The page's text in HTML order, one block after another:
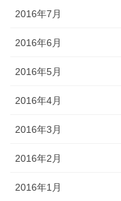
2016年7月
2016年6月
2016年5月
2016年4月
2016年3月
2016年2月
2016年1月